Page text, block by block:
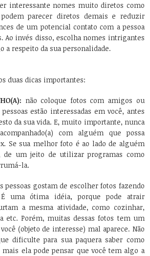
interessante nomes muito diretos como
podem parecer diretos demais e reduzir
de um potencial contato com a pessoa
Ao invés disso, escolha nomes intrigantes
a respeito da sua personalidade.
duas dicas importantes:
não coloque fotos com amigos ou
estão interessadas em você, antes
da sua vida. E, muito importante, nunca
com alguém que possa
Se sua melhor foto é ao lado de alguém
de um jeito de utilizar programas como
la.
pessoas gostam de escolher fotos fazendo
uma ótima idéia, porque pode atrair
a mesma atividade, como cozinhar,
etc. Porém, muitas dessas fotos tem um
(objeto de interesse) mal aparece. Não
dificulte para sua paquera saber como
ela pode pensar que você tem algo a